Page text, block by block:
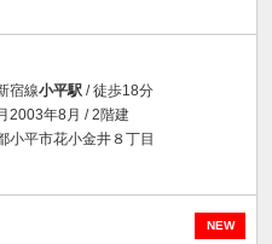
宿線小平駅 / 徒歩18分
2003年8月 / 2階建
小平市花小金井８丁目
NEW